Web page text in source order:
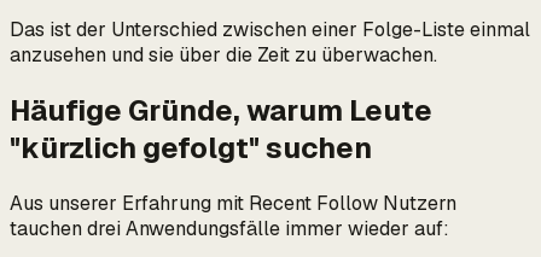
Das ist der Unterschied zwischen einer Folge-Liste einmal
anzusehen und sie über die Zeit zu überwachen.
Häufige Gründe, warum Leute
"kürzlich gefolgt" suchen
Aus unserer Erfahrung mit Recent Follow Nutzern
tauchen drei Anwendungsfälle immer wieder auf: